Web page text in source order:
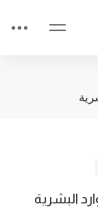
البشرية